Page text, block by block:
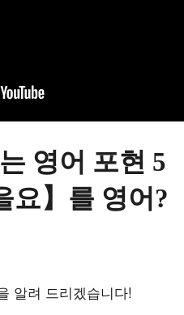
영어 포현 5
요】를 영어?
알려 드리겠습니다!